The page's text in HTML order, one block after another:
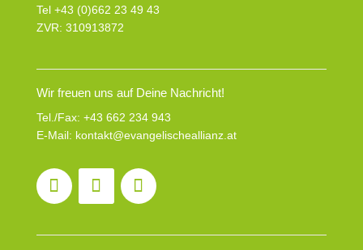
Tel +43 (0)662 23 49 43
ZVR: 310913872
Wir freuen uns auf Deine Nachricht!
Tel./Fax: +43 662 234 943
E-Mail: kontakt@evangelischeallianz.at